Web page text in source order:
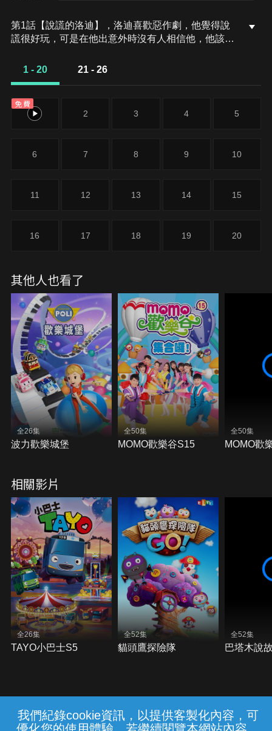
我們紀錄cookie資訊，以提供客製化內容，可
第1話【說謊的洛迪】，洛迪喜歡惡作劇，他覺得說
謊很好玩，可是在他出意外時沒有人相信他，他該怎
1 - 20
21 - 26
免費
1 2 3 4 5
6 7 8 9 10
11 12 13 14 15
16 17 18 19 20
其他人也看了
全26集
波力歡樂城堡
全50集
MOMO歡樂谷S15
全50集
MOMO歡
相關影片
全26集
TAYO小巴士S5
全52集
貓頭鷹探險隊
全52集
巴塔木說
{{notifyMsg}}